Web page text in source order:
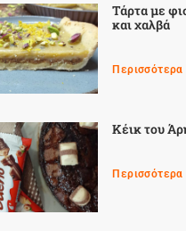
Τάρτα με
και χαλβά
Περισσότερα
Κέικ του
Περισσότερα